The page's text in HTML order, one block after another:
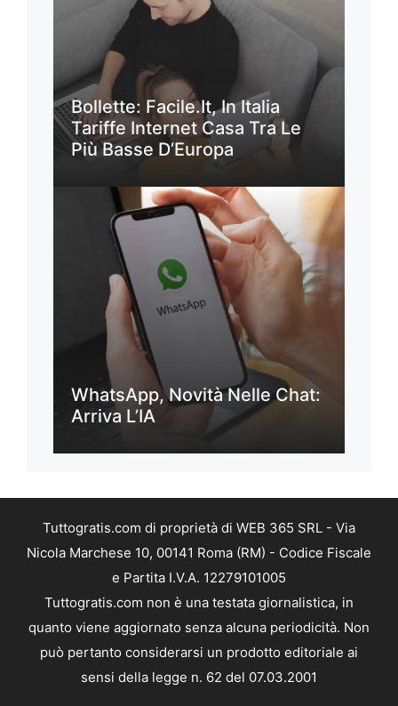
Bollette: Facile.it, In Italia
Tariffe Internet Casa Tra Le
Più Basse D’Europa
WhatsApp, Novità Nelle Chat:
Arriva L’IA
Tuttogratis.com di proprietà di WEB 365 SRL - Via
Nicola Marchese 10, 00141 Roma (RM) - Codice Fiscale
e Partita I.V.A. 12279101005
Tuttogratis.com non è una testata giornalistica, in
quanto viene aggiornato senza alcuna periodicità. Non
può pertanto considerarsi un prodotto editoriale ai
sensi della legge n. 62 del 07.03.2001